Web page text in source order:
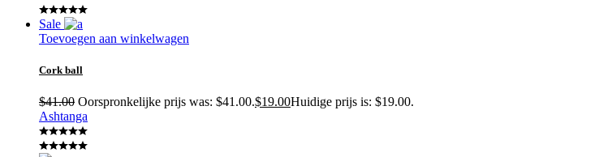
Sale
Toevoegen aan winkelwagen
Cork ball
$41.00 Oorspronkelijke prijs was: $41.00.$19.00Huidige prijs is: $19.00.
Ashtanga